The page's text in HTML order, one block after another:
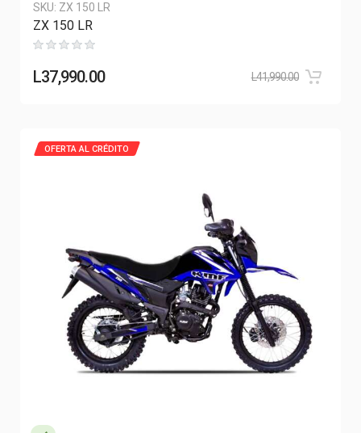
SKU: ZX 150 LR
ZX 150 LR
L37,990.00 L41,990.00
OFERTA AL CRÉDITO